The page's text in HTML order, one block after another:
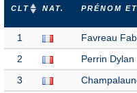
CLT NAT. PRÉNOM
1 Favreau
2 Perrin Dylan
3